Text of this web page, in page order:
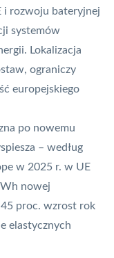
i rozwoju bateryjnej
systemów
Lokalizacja
ograniczy
europejskiego
po nowemu
– według
w 2025 r. w UE
nowej
proc. wzrost rok
elastycznych